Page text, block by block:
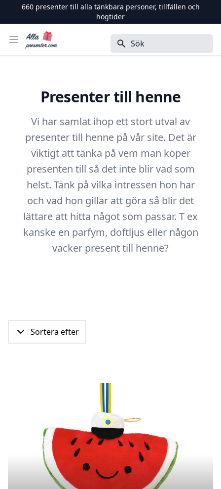
660presenter till alla tänkbara personer, tillfällen och
högtider
Öppna menyn
Alla Presenter Sök
Presenter till henne
Vi har samlat ihop ett stort utval av
presenter till henne på vår site. Det är
viktigt att tänka på vem man köper
presenten till så det inte blir vad som
helst. Tänk på vilka intressen hon har
och vad hon gillar att göra så blir det
lättare att hitta något som passar. T ex
kanske en parfym, doftljus eller någon
vacker present till henne?
Sortera efter